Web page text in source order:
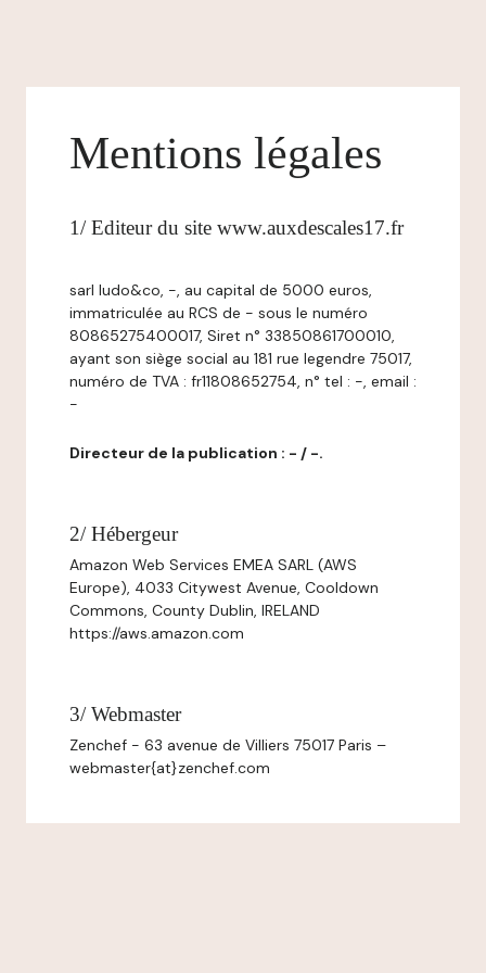
Mentions légales
1/ Editeur du site www.auxdescales17.fr
sarl ludo&co, -, au capital de 5000 euros,
immatriculée au RCS de - sous le numéro
80865275400017, Siret n° 33850861700010,
ayant son siège social au 181 rue legendre 75017,
numéro de TVA : fr11808652754, n° tel : -, email :
-
Directeur de la publication : - / -.
2/ Hébergeur
Amazon Web Services EMEA SARL (AWS
Europe), 4033 Citywest Avenue, Cooldown
Commons, County Dublin, IRELAND
https://aws.amazon.com
3/ Webmaster
Zenchef - 63 avenue de Villiers 75017 Paris –
webmaster{at}zenchef.com